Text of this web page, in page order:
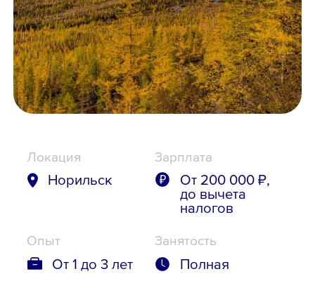
Локации
8 800 700-19-43
Локация
Норильск
Зарплата
От 200 000 ₽,
до вычета
налогов
Опыт
От 1 до 3 лет
Занятость
Полная